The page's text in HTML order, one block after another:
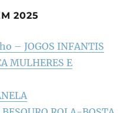
2025
– JOGOS INFANTIS
MULHERES E